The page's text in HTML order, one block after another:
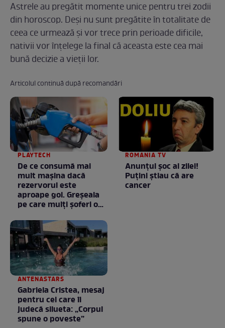
Astrele au pregătit momente unice pentru trei zodii
din horoscop. Deși nu sunt pregătite în totalitate de
ceea ce urmează și vor trece prin perioade dificile,
nativii vor înțelege la final că aceasta este cea mai
bună decizie a vieții lor.
Articolul continuă după recomandări
PLAYTECH
De ce consumă mai
mult mașina dacă
rezervorul este
aproape gol. Greșeala
pe care mulți șoferi o
ROMANIA TV
Anunţul şoc al zilei!
Puţini ştiau că are
cancer
ANTENASTARS
Gabriela Cristea, mesaj
pentru cei care îi
judecă silueta: „Corpul
spune o poveste”